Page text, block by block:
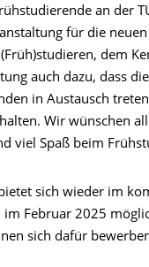
an der
für die
dem
auch dazu, dass
in Austausch
Wir wünschen
viel Spaß beim
sich wieder im
Februar 2025
sich dafür